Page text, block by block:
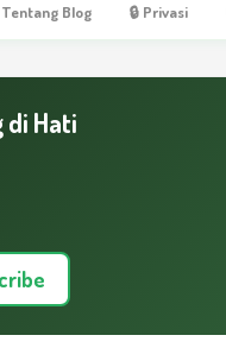
Tentang Blog 🔒 Privasi
di Hati